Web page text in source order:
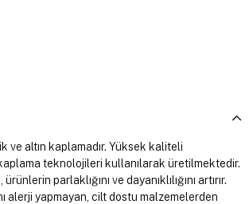
ve altın kaplamadır. Yüksek kaliteli
teknolojileri kullanılarak üretilmektedir.
parlaklığını ve dayanıklılığını artırır.
alerji yapmayan, cilt dostu malzemelerden